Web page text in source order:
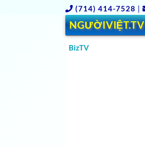
(714) 414-7528 |
NGƯỜIVIỆT.TV
BizTV